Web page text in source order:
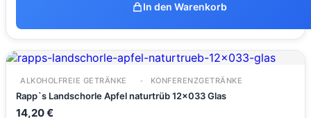
In den Warenkorb
ALKOHOLFREIE GETRÄNKE KONFERENZGETRÄNKE
Rapp`s Landschorle Apfel naturtrüb 12x033 Glas
14,20€